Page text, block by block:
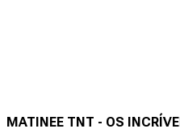
MATINEE TNT - OS